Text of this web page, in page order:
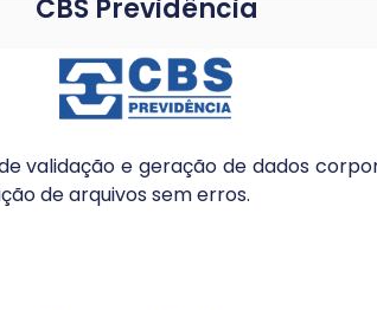
CBS Previdência
validação e geração de dados
de arquivos sem erros.